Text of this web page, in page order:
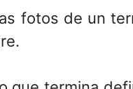
fotos de un